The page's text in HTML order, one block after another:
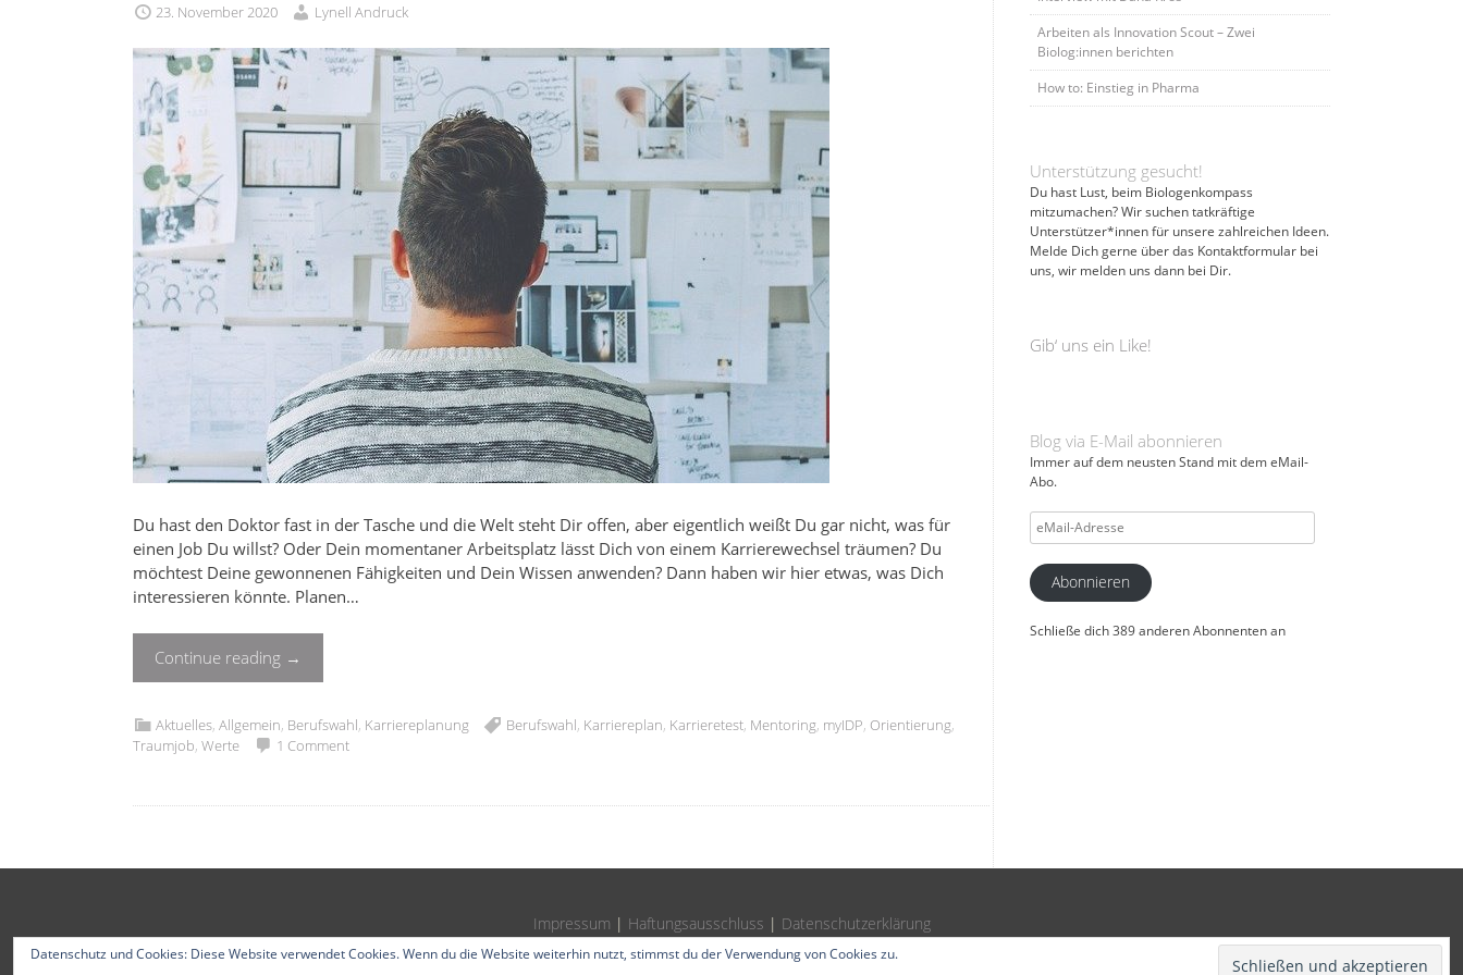
23. November 2020 Lynell Andruck
Du hast den Doktor fast in der Tasche und die Welt steht Dir offen, aber eigentlich weißt Du gar nicht, was für
einen Job Du willst? Oder Dein momentaner Arbeitsplatz lässt Dich von einem Karrierewechsel träumen? Du
möchtest Deine gewonnenen Fähigkeiten und Dein Wissen anwenden? Dann haben wir hier etwas, was Dich
interessieren könnte. Planen…
Continue reading →
Aktuelles, Allgemein, Berufswahl, Karriereplanung Berufswahl, Karriereplan, Karrieretest, Mentoring, myIDP, Orientierung,
Traumjob, Werte 1 Comment
Arbeiten als Innovation Scout – Zwei
Biolog:innen berichten
How to: Einstieg in Pharma
Unterstützung gesucht!
Du hast Lust, beim Biologenkompass
mitzumachen? Wir suchen tatkräftige
Unterstützer*innen für unsere zahlreichen Ideen.
Melde Dich gerne über das Kontaktformular bei
uns, wir melden uns dann bei Dir.
Gib‘ uns ein Like!
Blog via E-Mail abonnieren
Immer auf dem neusten Stand mit dem eMail-
Abo.
eMail-
Adresse
Abonnieren
Schließe dich 389 anderen Abonnenten an
Impressum | Haftungsausschluss | Datenschutzerklärung
Theme: Bizmo by
Datenschutz und Cookies: Diese Website verwendet Cookies. Wenn du die Website weiterhin nutzt, stimmst du der Verwendung von Cookies zu.